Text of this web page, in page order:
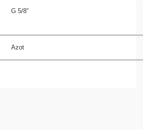
G 5/8”
Azot